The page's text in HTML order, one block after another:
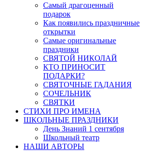
Самый драгоценный
подарок
Как появились праздничные
открытки
Самые оригинальные
праздники
СВЯТОЙ НИКОЛАЙ
КТО ПРИНОСИТ
ПОДАРКИ?
СВЯТОЧНЫЕ ГАДАНИЯ
СОЧЕЛЬНИК
СВЯТКИ
СТИХИ ПРО ИМЕНА
ШКОЛЬНЫЕ ПРАЗДНИКИ
День Знаний 1 сентября
Школьный театр
НАШИ АВТОРЫ